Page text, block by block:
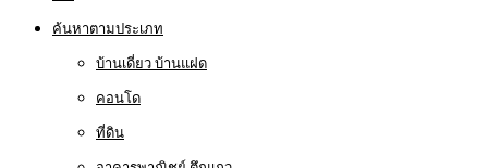
ค้นหาตามประเภท
บ้านเดี่ยว บ้านแฝด
คอนโด
ที่ดิน